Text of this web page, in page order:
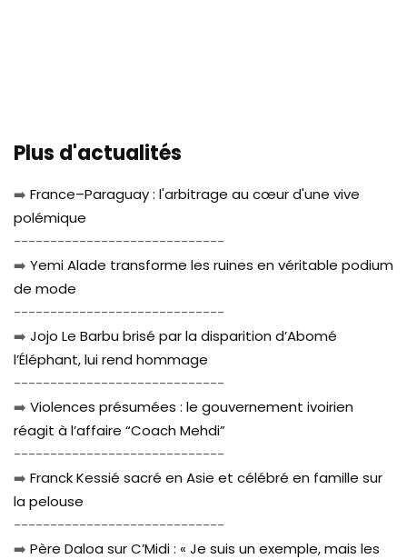
Plus d'actualités
➡️ France–Paraguay : l'arbitrage au cœur d'une vive
polémique
-----------------------------
➡️ Yemi Alade transforme les ruines en véritable podium
de mode
-----------------------------
➡️ Jojo Le Barbu brisé par la disparition d’Abomé
l’Éléphant, lui rend hommage
-----------------------------
➡️ Violences présumées : le gouvernement ivoirien
réagit à l’affaire “Coach Mehdi”
-----------------------------
➡️ Franck Kessié sacré en Asie et célébré en famille sur
la pelouse
-----------------------------
➡️ Père Daloa sur C’Midi : « Je suis un exemple, mais les